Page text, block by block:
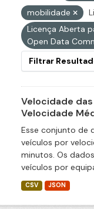
mobilidade
Licença Aberta
Open Data
Filtrar
Velocidade
Velocidade
Esse conjunto de
veículos por
minutos. Os
veículos por
CSV JSON